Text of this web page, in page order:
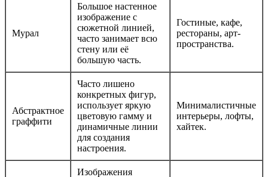
Мурал
Большое настенное
изображение с
сюжетной линией,
часто занимает всю
стену или её
большую часть.
Гостиные, кафе,
рестораны, арт-
пространства.
Абстрактное
граффити
Часто лишено
конкретных фигур,
использует яркую
цветовую гамму и
динамичные линии
для создания
настроения.
Минималистичные
интерьеры, лофты,
хайтек.
Изображения